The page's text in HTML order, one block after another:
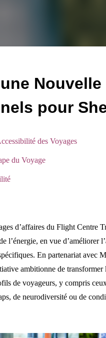
pour
des Voyages
du Voyage
d’affaires du Flight Centre
l’énergie, en vue d’améliorer
En partenariat avec
ambitionne de transformer
de voyageurs, y compris
de neurodiversité ou de